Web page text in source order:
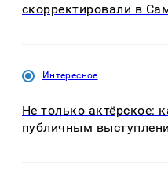
скорректировали в
Интересное
Не только актёрское:
публичным